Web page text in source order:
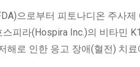
으로부터 피토나디온 주사제
피라(Hospira Inc.)의 비타민
해로 인한 응고 장애(혈전) 치료